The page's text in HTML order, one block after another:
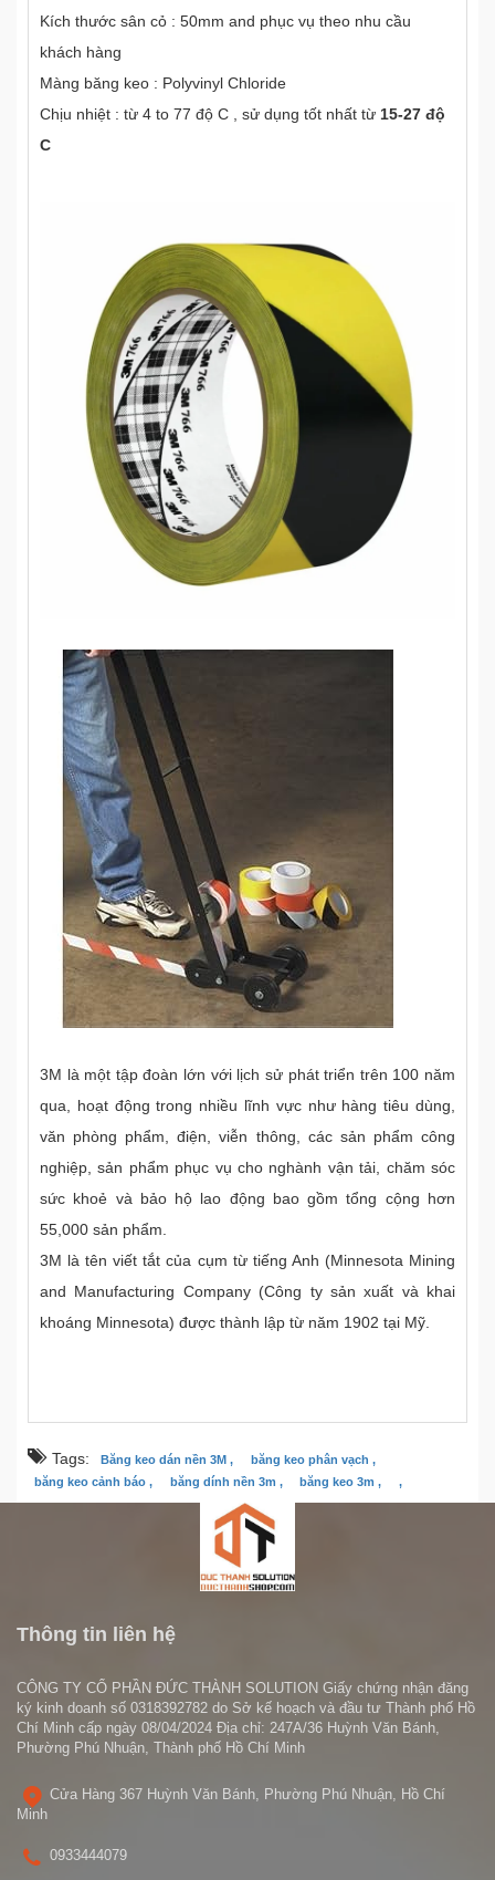
Kích thước sân cỏ : 50mm and phục vụ theo nhu cầu
khách hàng
Màng băng keo : Polyvinyl Chloride
Chịu nhiệt : từ 4 to 77 độ C , sử dụng tốt nhất từ 15-27 độ
C
3M là một tập đoàn lớn với lịch sử phát triển trên 100 năm
qua, hoạt động trong nhiều lĩnh vực như hàng tiêu dùng,
văn phòng phẩm, điện, viễn thông, các sản phẩm công
nghiệp, sản phẩm phục vụ cho nghành vận tải, chăm sóc
sức khoẻ và bảo hộ lao động bao gồm tổng cộng hơn
55,000 sản phẩm.
3M là tên viết tắt của cụm từ tiếng Anh (Minnesota Mining
and Manufacturing Company (Công ty sản xuất và khai
khoáng Minnesota) được thành lập từ năm 1902 tại Mỹ.
Tags: Băng keo dán nền 3M ,
băng keo phân vạch ,
băng keo cảnh báo ,
băng dính nền 3m , băng keo 3m , ,
Thông tin liên hệ
CÔNG TY CỔ PHẦN ĐỨC THÀNH SOLUTION Giấy chứng nhận đăng
ký kinh doanh số 0318392782 do Sở kế hoạch và đầu tư Thành phố Hồ
Chí Minh cấp ngày 08/04/2024 Địa chỉ: 247A/36 Huỳnh Văn Bánh,
Phường Phú Nhuận, Thành phố Hồ Chí Minh
Cửa Hàng 367 Huỳnh Văn Bánh, Phường Phú Nhuận, Hồ Chí
Minh
0933444079